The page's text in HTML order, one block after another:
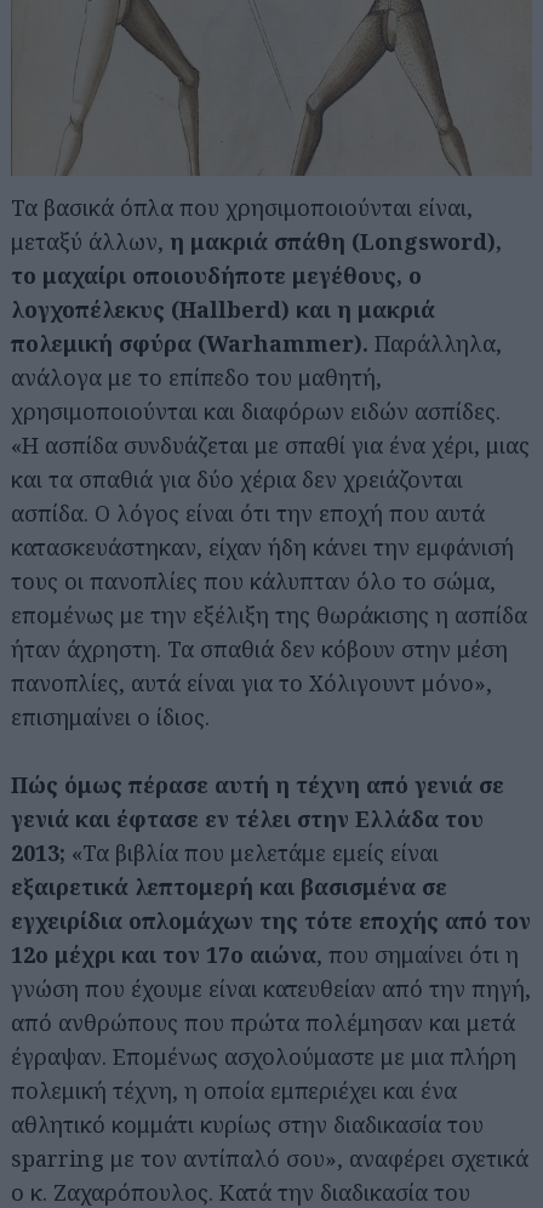
Τα βασικά όπλα που χρησιμοποιούνται είναι,
μεταξύ άλλων, η μακριά σπάθη (Longsword),
το μαχαίρι οποιουδήποτε μεγέθους, ο
λογχοπέλεκυς (Hallberd) και η μακριά
πολεμική σφύρα (Warhammer). Παράλληλα,
ανάλογα με το επίπεδο του μαθητή,
χρησιμοποιούνται και διαφόρων ειδών ασπίδες.
«Η ασπίδα συνδυάζεται με σπαθί για ένα χέρι, μιας
και τα σπαθιά για δύο χέρια δεν χρειάζονται
ασπίδα. Ο λόγος είναι ότι την εποχή που αυτά
κατασκευάστηκαν, είχαν ήδη κάνει την εμφάνισή
τους οι πανοπλίες που κάλυπταν όλο το σώμα,
επομένως με την εξέλιξη της θωράκισης η ασπίδα
ήταν άχρηστη. Τα σπαθιά δεν κόβουν στην μέση
πανοπλίες, αυτά είναι για το Χόλιγουντ μόνο»,
επισημαίνει ο ίδιος.
Πώς όμως πέρασε αυτή η τέχνη από γενιά σε
γενιά και έφτασε εν τέλει στην Ελλάδα του
2013; «Τα βιβλία που μελετάμε εμείς είναι
εξαιρετικά λεπτομερή και βασισμένα σε
εγχειρίδια οπλομάχων της τότε εποχής από τον
12ο μέχρι και τον 17ο αιώνα, που σημαίνει ότι η
γνώση που έχουμε είναι κατευθείαν από την πηγή,
από ανθρώπους που πρώτα πολέμησαν και μετά
έγραψαν. Επομένως ασχολούμαστε με μια πλήρη
πολεμική τέχνη, η οποία εμπεριέχει και ένα
αθλητικό κομμάτι κυρίως στην διαδικασία του
sparring με τον αντίπαλό σου», αναφέρει σχετικά
ο κ. Ζαχαρόπουλος. Κατά την διαδικασία του